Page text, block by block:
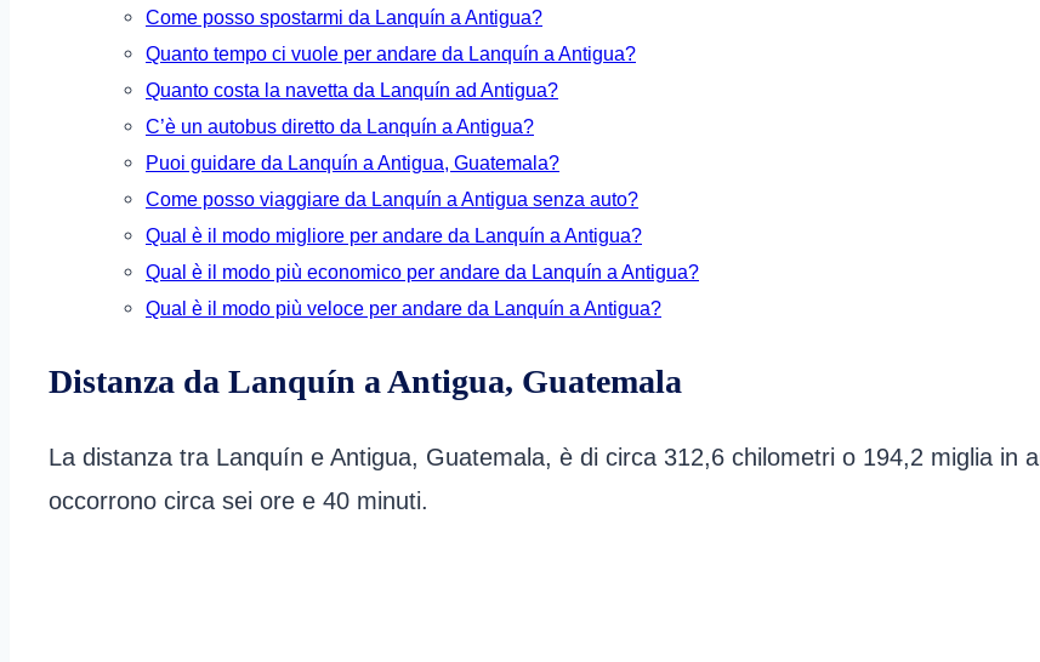
Come posso spostarmi da Lanquín a Antigua?
Quanto tempo ci vuole per andare da Lanquín a Antigua?
Quanto costa la navetta da Lanquín ad Antigua?
C’è un autobus diretto da Lanquín a Antigua?
Puoi guidare da Lanquín a Antigua, Guatemala?
Come posso viaggiare da Lanquín a Antigua senza auto?
Qual è il modo migliore per andare da Lanquín a Antigua?
Qual è il modo più economico per andare da Lanquín a Antigua?
Qual è il modo più veloce per andare da Lanquín a Antigua?
Distanza da Lanquín a Antigua, Guatemala
La distanza tra Lanquín e Antigua, Guatemala, è di circa 312,6 chilometri o 194,2 miglia in
occorrono circa sei ore e 40 minuti.